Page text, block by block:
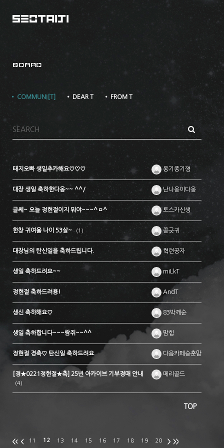
BOARD
• COMMUNI[T] • DEAR T • FROM T
태지오빠 생일추카해요♡♡♡ 옹기종기꼉
대장 생일 축하한다옹~~ ^^/ 난나옹이다옹
글쎄~ 오늘 정현절이지 뭐야~~~^ㅁ^ 토스카신생
한창 귀여울 나이 53살~ (1) 쫑긋귀
대장님의 탄신일을 축하드립니다. 혁련공자
생일 축하드려요~~ miLkT
정현절 축하드려용! AndT
생신 축하해요♡ 83박깨순
생일 축하합니다~~~람쥐~~^^ 맘힘
정현절 경축♡ 탄신일 축하드려요 다음카페승훈맘
[경★0221정현절★축] 25년 아카이브 기부경매 안내
(4)
메리골드
TOP
11 12 13 14 15 16 17 18 19 20